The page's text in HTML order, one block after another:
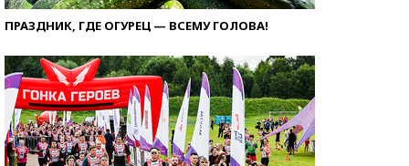
ПРАЗДНИК, ГДЕ ОГУРЕЦ — ВСЕМУ ГОЛОВА!